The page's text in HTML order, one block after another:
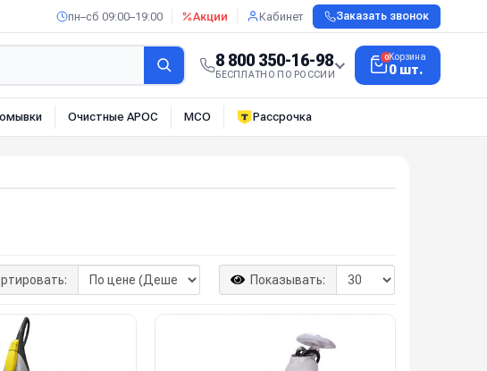
пн–сб 09:00–19:00 Акции Кабинет Заказать звонок
8 800 350-16-98
БЕСПЛАТНО ПО РОССИИ
0Корзина
0 шт.
Очистные АРОС МСО Рассрочка
Показывать: